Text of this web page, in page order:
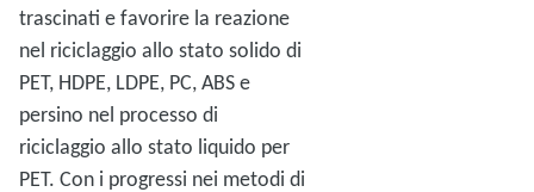
trascinati e favorire la reazione
nel riciclaggio allo stato solido di
PET, HDPE, LDPE, PC, ABS e
persino nel processo di
riciclaggio allo stato liquido per
PET. Con i progressi nei metodi di